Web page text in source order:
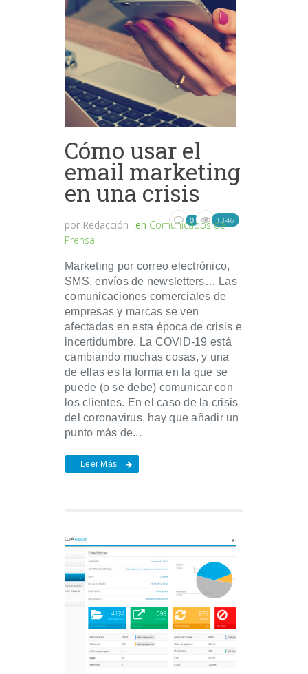
Cómo usar el
email marketing
en una crisis
por Redacción en Comunicados de
Prensa
0 1346
Marketing por correo electrónico,
SMS, envíos de newsletters… Las
comunicaciones comerciales de
empresas y marcas se ven
afectadas en esta época de crisis e
incertidumbre. La COVID-19 está
cambiando muchas cosas, y una
de ellas es la forma en la que se
puede (o se debe) comunicar con
los clientes. En el caso de la crisis
del coronavirus, hay que añadir un
punto más de...
Leer Más